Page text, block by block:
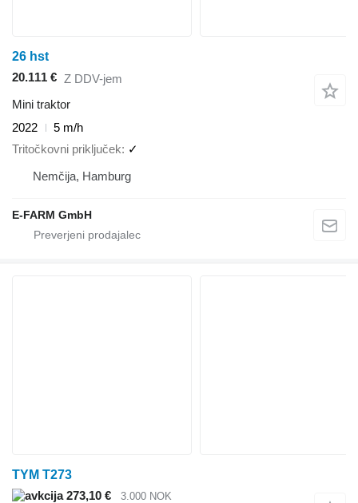
26 hst
20.111 € Z DDV-jem
Mini traktor
2022
5 m/h
Tritočkovni priključek
✓
Nemčija, Hamburg
E-FARM GmbH
TYM T273
273,10 €
3.000 NOK